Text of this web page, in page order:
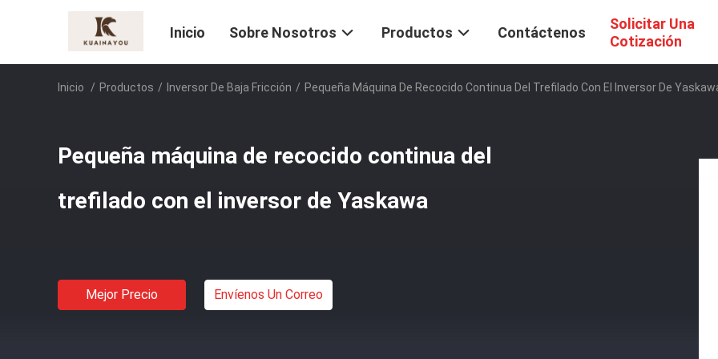
Inicio Sobre Nosotros Productos Contáctenos
Solicitar Una
Cotización
Inicio / Productos / Inversor De Baja Fricción / Pequeña Máquina De Recocido Continua Del Trefilado Con El Inversor De
Pequeña máquina de recocido continua del
trefilado con el inversor de Yaskawa
Mejor Precio Envíenos Un Correo